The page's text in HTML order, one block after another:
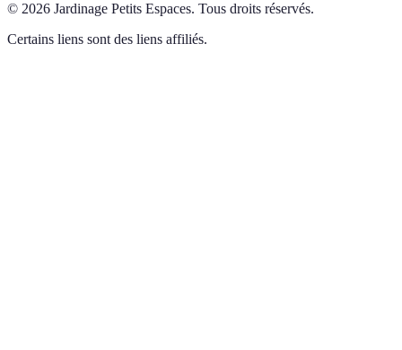
© 2026 Jardinage Petits Espaces. Tous droits réservés.
Certains liens sont des liens affiliés.